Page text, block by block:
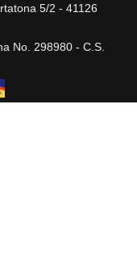
5/2 - 41126
No. 298980 - C.S.